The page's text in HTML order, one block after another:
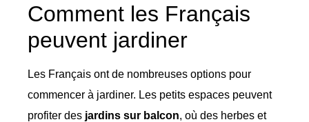
Comment les Français
peuvent jardiner
Les Français ont de nombreuses options pour
commencer à jardiner. Les petits espaces peuvent
profiter des jardins sur balcon, où des herbes et